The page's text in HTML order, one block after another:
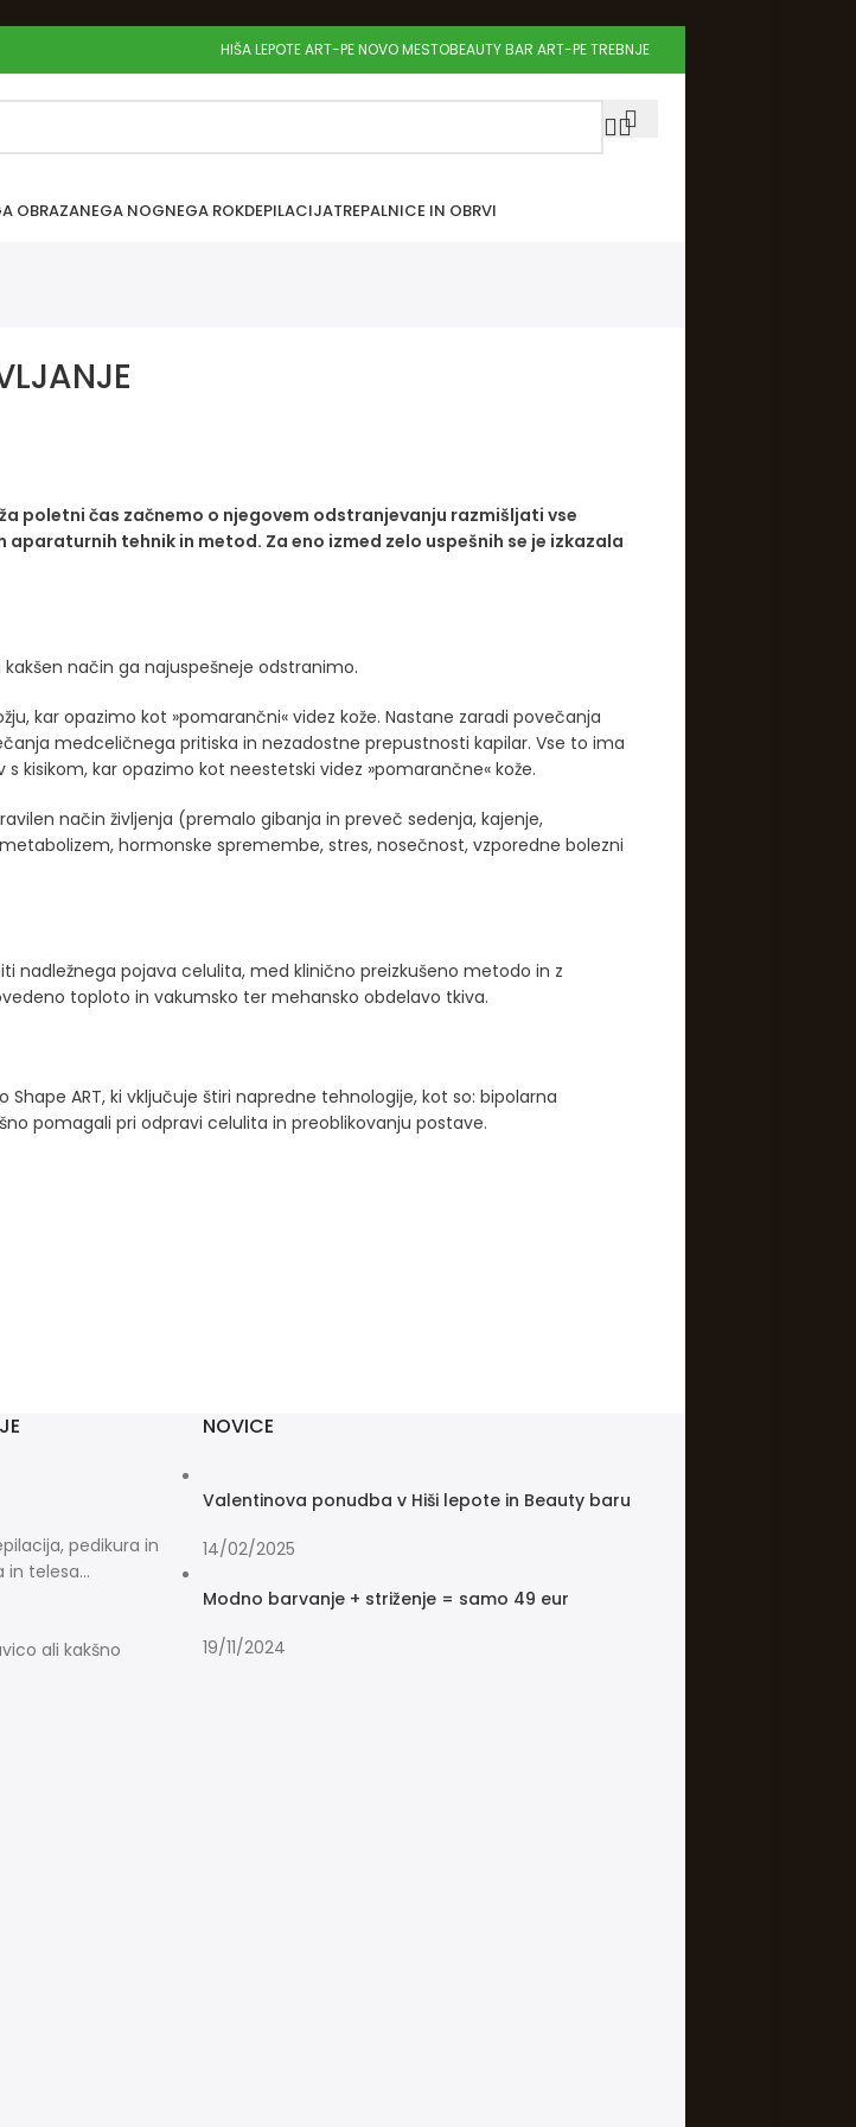
HIŠA LEPOTE ART-PE NOVO MESTOBEAUTY BAR ART-PE TREBNJE
OBRAZANEGA NOGNEGA ROKDEPILACIJATREPALNICE IN OBRVI
poletni čas začnemo o njegovem odstranjevanju razmišljati vse
tehnik in metod. Za eno izmed zelo uspešnih se je izkazala
način ga najuspešneje odstranimo.
kar opazimo kot »pomarančni« videz kože. Nastane zaradi povečanja
medceličnega pritiska in nezadostne prepustnosti kapilar. Vse to ima
kisikom, kar opazimo kot neestetski videz »pomarančne« kože.
način življenja (premalo gibanja in preveč sedenja, kajenje,
hormonske spremembe, stres, nosečnost, vzporedne bolezni
nadležnega pojava celulita, med klinično preizkušeno metodo in z
toploto in vakumsko ter mehansko obdelavo tkiva.
ART, ki vključuje štiri napredne tehnologije, kot so: bipolarna
pomagali pri odpravi celulita in preoblikovanju postave.
pedikura in
in telesa…
ali kakšno
NOVICE
Valentinova ponudba v Hiši lepote in Beauty baru
14/02/2025
Modno barvanje + striženje = samo 49 eur
19/11/2024